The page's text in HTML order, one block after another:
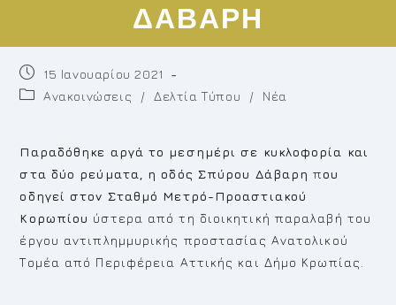
ΔΑΒΑΡΗ
Post
published:
15 Ιανουαρίου 2021
PostΑνακοινώσεις / Δελτία Τύπου / Νέα
Παραδόθηκε αργά το μεσημέρι σε κυκλοφορία και
στα δύο ρεύματα, η οδός Σπύρου Δάβαρη που
οδηγεί στον Σταθμό Μετρό-Προαστιακού
Κορωπίου ύστερα από τη διοικητική παραλαβή του
έργου αντιπλημμυρικής προστασίας Ανατολικού
Τομέα από Περιφέρεια Αττικής και Δήμο Κρωπίας.